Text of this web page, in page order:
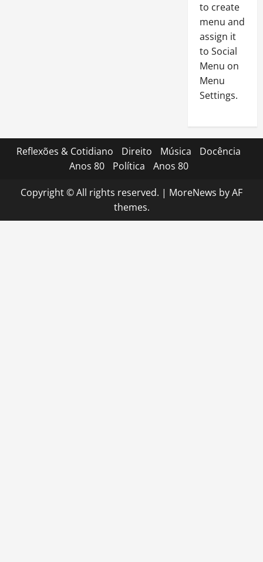
to create
menu and
assign it
to Social
Menu on
Menu
Settings.
Reflexões & Cotidiano Direito Música
Docência
Anos 80
Política Anos 80
Copyright © All rights reserved. | MoreNews by AF
themes.